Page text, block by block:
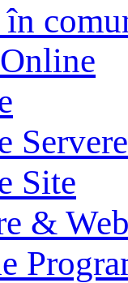
Servere
Site
&